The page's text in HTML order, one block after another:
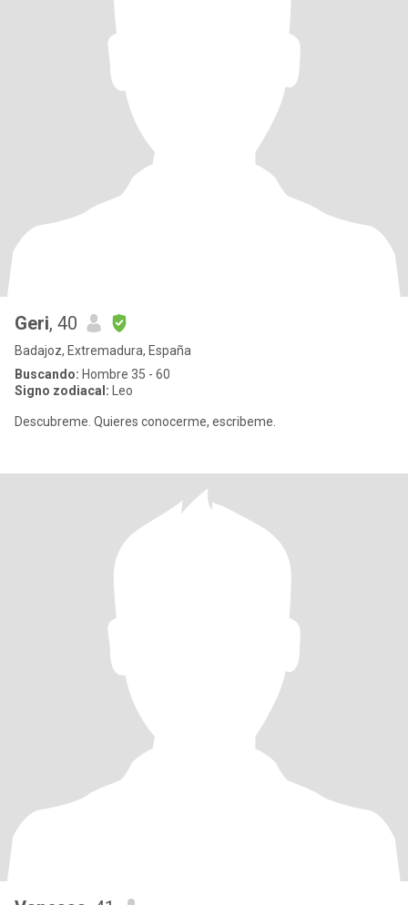
Geri, 40
Badajoz, Extremadura, España
Buscando: Hombre 35 - 60
Signo zodiacal: Leo
Descubreme. Quieres conocerme, escribeme.